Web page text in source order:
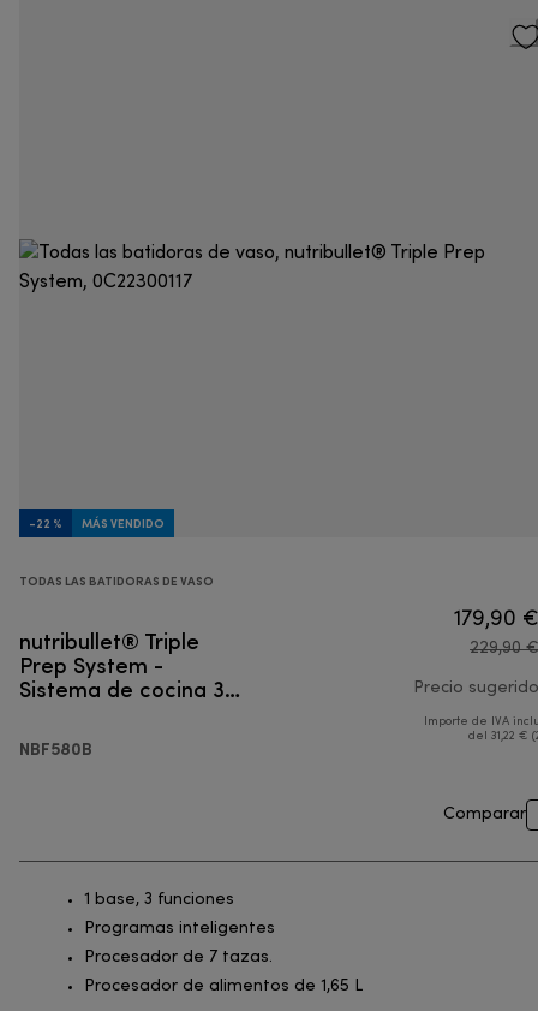
-22 % MÁS VENDIDO
TODAS LAS BATIDORAS DE VASO
nutribullet® Triple
Prep System -
Sistema de cocina 3
NBF580B
179,90 €
229,90 €
Precio sugerido
Importe de IVA
del 31,22 €
Comparar
1 base, 3 funciones
Programas inteligentes
Procesador de 7 tazas.
Procesador de alimentos de 1,65 L